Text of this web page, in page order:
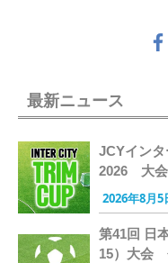
最新ニュース
JCYインタ
2026 大会
2026年8月5
第41回 日
15）大会